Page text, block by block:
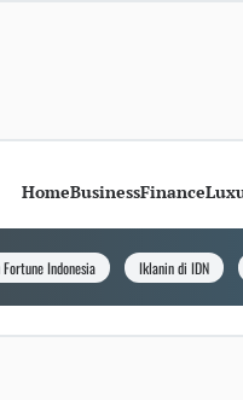
HomeBusinessFinance
Indonesia Iklanin di IDN